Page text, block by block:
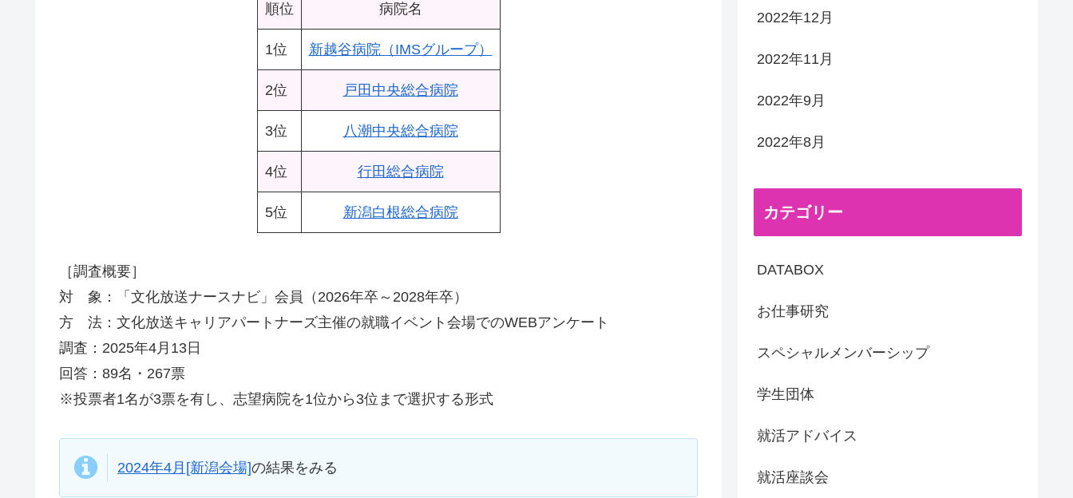
順位 病院名
1位 新越谷病院（IMSグループ）
2位 戸田中央総合病院
3位 八潮中央総合病院
4位 行田総合病院
5位 新潟白根総合病院
［調査概要］
対 象：「文化放送ナースナビ」会員（2026年卒～2028年卒）
方 法：文化放送キャリアパートナーズ主催の就職イベント会場でのWEBアンケート
調査：2025年4月13日
回答：89名・267票
※投票者1名が3票を有し、志望病院を1位から3位まで選択する形式
2024年4月[新潟会場]の結果をみる
2022年12月
2022年11月
2022年9月
2022年8月
カテゴリー
DATABOX
お仕事研究
スペシャルメンバーシップ
学生団体
就活アドバイス
就活座談会